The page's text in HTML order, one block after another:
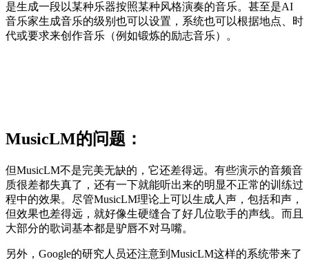
是生成一段以某种乐器按照某种风格演奏的音乐。甚至是AI
音乐家生成音乐的级别也可以设置，系统也可以根据地点、时
代或要求来创作音乐（例如锻炼的励志音乐）。
MusicLM的问题：
但MusicLM不是完美无缺的，它还差得远。有些演示的音频音
质很差都失真了，还有一下就能听出来的明显不正常的训练过
程中的效果。尽管MusicLM理论上可以生成人声，包括和声，
但效果也差得远，就好像生硬缝合了好几位歌手的声线。而且
大部分的歌词基本都是驴唇不对马嘴。
另外，Google的研究人员还注意到MusicLM这样的系统带来了